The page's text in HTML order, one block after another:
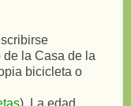
de la Casa de la
bicicleta o
). La edad